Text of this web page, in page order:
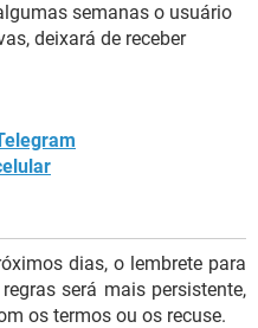
semanas o usuário
deixará de receber
dias, o lembrete para
será mais persistente,
os termos ou os recuse.